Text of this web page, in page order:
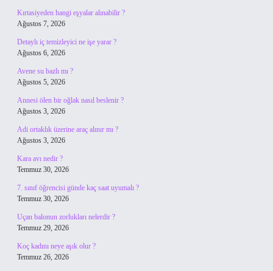
Kırtasiyeden hangi eşyalar alınabilir ?
Ağustos 7, 2026
Detaylı iç temizleyici ne işe yarar ?
Ağustos 6, 2026
Avene su bazlı mı ?
Ağustos 5, 2026
Annesi ölen bir oğlak nasıl beslenir ?
Ağustos 3, 2026
Adi ortaklık üzerine araç alınır mı ?
Ağustos 3, 2026
Kara avı nedir ?
Temmuz 30, 2026
7. sınıf öğrencisi günde kaç saat uyumalı ?
Temmuz 30, 2026
Uçan balonun zorlukları nelerdir ?
Temmuz 29, 2026
Koç kadını neye aşık olur ?
Temmuz 26, 2026